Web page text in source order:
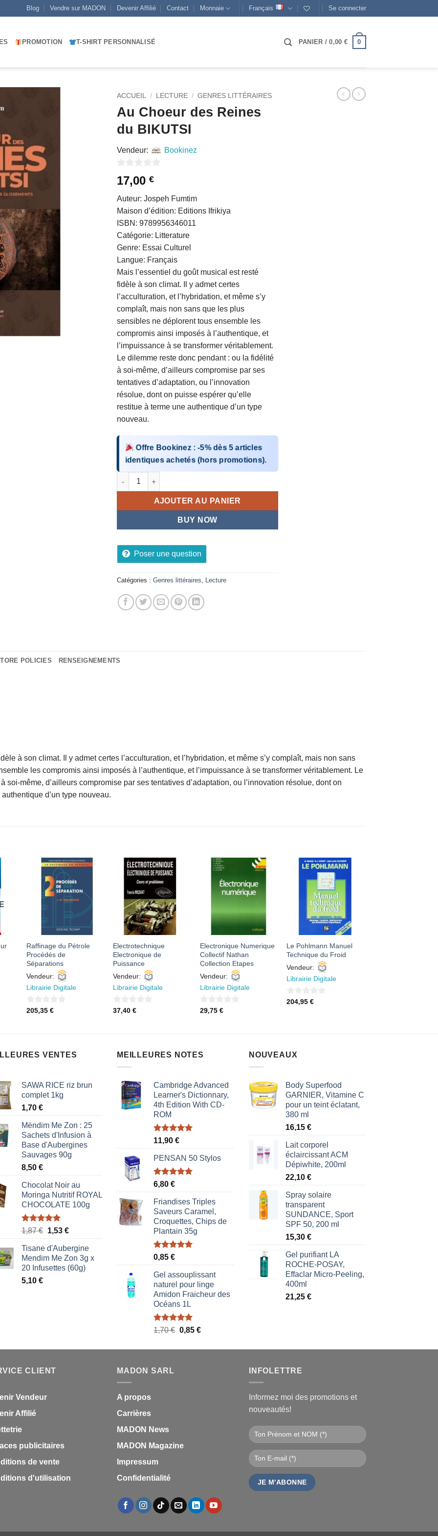
Blog Vendre sur MADON Devenir Affilié Contact Monnaie Français Se connecter
PROMOTION T-SHIRT PERSONNALISÉ PANIER /0,00 € 0
ACCUEIL / LECTURE / GENRES LITTÉRAIRES
Au Choeur des Reines
du BIKUTSI
Vendeur: Bookinez
sur
5
17,00 €
Auteur: Jospeh Fumtim
Maison d’édition: Editions Ifrikiya
ISBN: 9789956346011
Catégorie: Litterature
Genre: Essai Culturel
Langue: Français
Mais l’essentiel du goût musical est resté
fidèle à son climat. Il y admet certes
l’acculturation, et l’hybridation, et même s’y
complaît, mais non sans que les plus
sensibles ne déplorent tous ensemble les
compromis ainsi imposés à l’authentique, et
l’impuissance à se transformer véritablement.
Le dilemme reste donc pendant : ou la fidélité
à soi-même, d’ailleurs compromise par ses
tentatives d’adaptation, ou l’innovation
résolue, dont on puisse espérer qu’elle
restitue à terme une authentique d’un type
nouveau.
Offre Bookinez:-5%dès5 articles
identiquesachetés (hors promotions).
quantité de Au Choeur des Reines du BIKUTSI
AJOUTER AU PANIER
BUY NOW
Poser une question
Catégories : Genres littéraires Lecture
POLICIES RENSEIGNEMENTS
à son climat. Il y admet certes l’acculturation, et l’hybridation, et même s’y complaît, mais non sans
les compromis ainsi imposés à l’authentique, et l’impuissance à se transformer véritablement. Le
soi-même, d’ailleurs compromise par ses tentatives d’adaptation, ou l’innovation résolue, dont on
d’un type nouveau.
AJOUTER
À MES
FAVORIS
Raffinage du Pétrole
Procédés de
Séparations
Vendeur:
Librairie Digitale
0
205,35 €
AJOUTER
À MES
FAVORIS
Electrotechnique
Electronique de
Puissance
Vendeur:
Librairie Digitale
0
37,40€
AJOUTER
À MES
Electronique Numerique
Collectif Nathan
Collection Etapes
Vendeur:
Librairie Digitale
0
29,75 €
AJOUTER
À MES
FAVORIS
Le Pohlmann Manuel
Technique du Froid
Vendeur:
Librairie Digitale
0
204,95€
VENTES
SAWA RICE riz brun
complet 1kg
1,70 €
Mëndim Me Zon : 25
Sachets d'Infusion à
Base d'Aubergines
Sauvages 90g
8,50 €
Chocolat Noir au
Moringa Nutritif ROYAL
CHOCOLATE 100g
Note5.00
1,87€ Le
initial
était :
1,87 €.
1,53 €Le
actuel
est :
1,53 €.
Tisane d'Aubergine
Mendim Me Zon 3g x
20 Infusettes (60g)
5,10 €
MEILLEURES NOTES
Cambridge Advanced
Learner's Dictionnary,
4th Edition With CD-
ROM
Note5.00
11,90 €
PENSAN 50 Stylos
Note5.00
6,80 €
Friandises Triples
Saveurs Caramel,
Croquettes, Chips de
Plantain 35g
Note5.00
0,85 €
Gel assouplissant
naturel pour linge
Amidon Fraicheur des
Océans 1L
Note5.00
1,70€ Le
initial
0,85 €Le
actuel
NOUVEAUX
Body Superfood
GARNIER, Vitamine C
pour un teint éclatant,
380 ml
16,15 €
Lait corporel
éclaircissant ACM
Dépiwhite, 200ml
22,10 €
Spray solaire
transparent
SUNDANCE, Sport
SPF 50, 200 ml
15,30 €
Gel purifiant LA
ROCHE-POSAY,
Effaclar Micro-Peeling,
400ml
21,25 €
CLIENT
Vendeur
Affilié
publicitaires
de vente
d'utilisation
MADON SARL
A propos
Carrières
MADON News
MADON Magazine
Impressum
Confidentialité
INFOLETTRE
Informez moi des promotions et
nouveautés!